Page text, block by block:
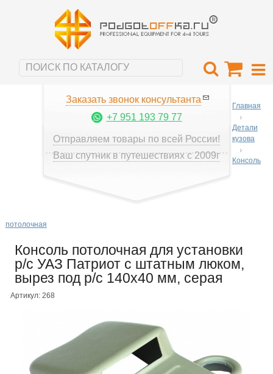
Заказать звонок консультанта
+7 951 193 79 77
Отправляем товары по всей России!
Ваш спутник в путешествиях с 2009г
Главная
Детали
кузова
Консоль
потолочная
Консоль потолочная для установки
р/c УАЗ Патриот с штатным люком,
вырез под р/c 140х40 мм, серая
Артикул: 268